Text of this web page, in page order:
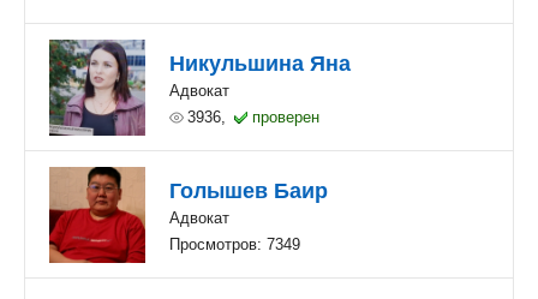
Никульшина Яна
Адвокат
3936,
проверен
Голышев Баир
Адвокат
Просмотров: 7349